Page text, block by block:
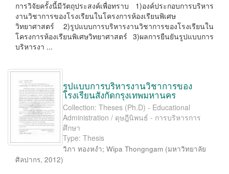
การวิจัยครั้งนี้มีวัตถุประสงค์เพื่อทราบ 1)องค์ประกอบการบริหาร
งานวิชาการของโรงเรียนในโครงการห้องเรียนพิเศษ
วิทยาศาสตร์ 2)รูปแบบการบริหารงานวิชาการของโรงเรียนใน
โครงการห้องเรียนพิเศษวิทยาศาสตร์ 3)ผลการยืนยันรูปแบบการ
บริหารงา ...
รูปแบบการบริหารงานวิชาการของ
โรงเรียนสังกัดกรุงเทพมหานคร
Collection: Theses (Ph.D) - Educational
Administration / ดุษฎีนิพนธ์ - การบริหารการ
ศึกษา
Type: Thesis
วิภา ทองหงำ; Wipa Thongngam (มหาวิทยาลัย
ศิลปากร, 2012)